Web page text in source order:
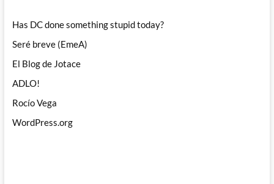
Has DC done something stupid today?
Seré breve (EmeA)
El Blog de Jotace
ADLO!
Rocío Vega
WordPress.org